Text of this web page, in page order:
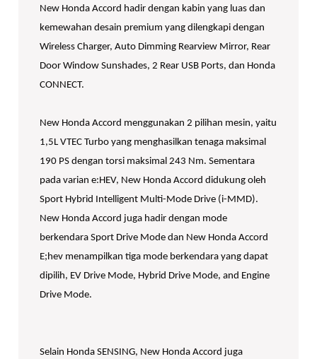
New Honda Accord hadir dengan kabin yang luas dan
kemewahan desain premium yang dilengkapi dengan
Wireless Charger, Auto Dimming Rearview Mirror, Rear
Door Window Sunshades, 2 Rear USB Ports, dan Honda
CONNECT.
New Honda Accord menggunakan 2 pilihan mesin, yaitu
1,5L VTEC Turbo yang menghasilkan tenaga maksimal
190 PS dengan torsi maksimal 243 Nm. Sementara
pada varian e:HEV, New Honda Accord didukung oleh
Sport Hybrid Intelligent Multi-Mode Drive (i-MMD).
New Honda Accord juga hadir dengan mode
berkendara Sport Drive Mode dan New Honda Accord
E;hev menampilkan tiga mode berkendara yang dapat
dipilih, EV Drive Mode, Hybrid Drive Mode, and Engine
Drive Mode.
Selain Honda SENSING, New Honda Accord juga